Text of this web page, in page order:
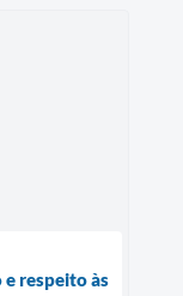
respeito às